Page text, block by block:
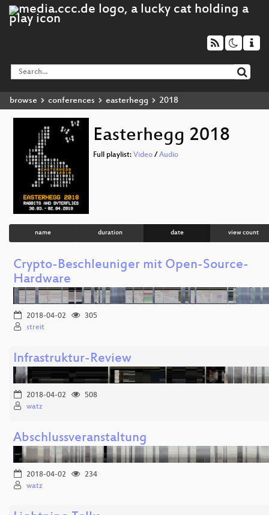
browse conferences easterhegg 2018
Easterhegg 2018
Full playlist: Video/ Audio
name duration date view count
Crypto-Beschleuniger mit Open-Source-
Hardware
2018-04-02
305
streit
Infrastruktur-Review
2018-04-02
508
watz
Abschlussveranstaltung
2018-04-02
234
watz